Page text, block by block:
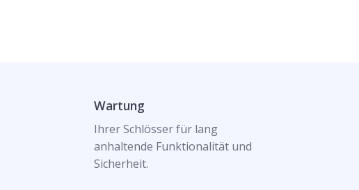
Wartung
Ihrer Schlösser für lang
anhaltende Funktionalität und
Sicherheit.